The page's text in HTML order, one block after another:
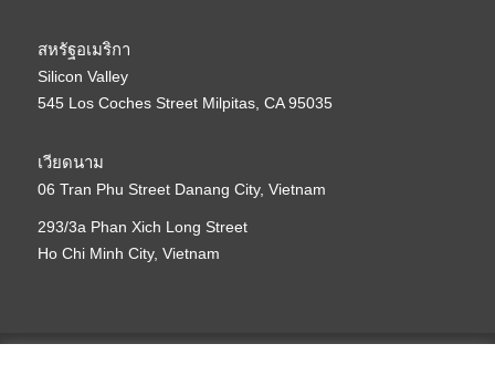
สหรัฐอเมริกา
Silicon Valley
545 Los Coches Street Milpitas, CA 95035
เวียดนาม
06 Tran Phu Street Danang City, Vietnam
293/3a Phan Xich Long Street
Ho Chi Minh City, Vietnam